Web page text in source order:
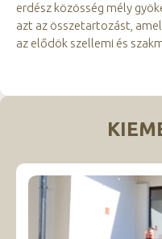
erdész közösség mély
azt az összetartozást,
az elődök szellemi és